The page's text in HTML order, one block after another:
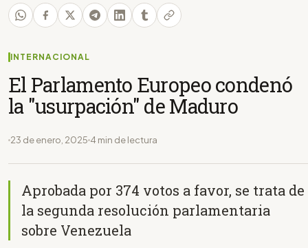
INTERNACIONAL
El Parlamento Europeo condenó
la "usurpación" de Maduro
23 de enero, 2025 4 min de lectura
Aprobada por 374 votos a favor, se trata de
la segunda resolución parlamentaria
sobre Venezuela